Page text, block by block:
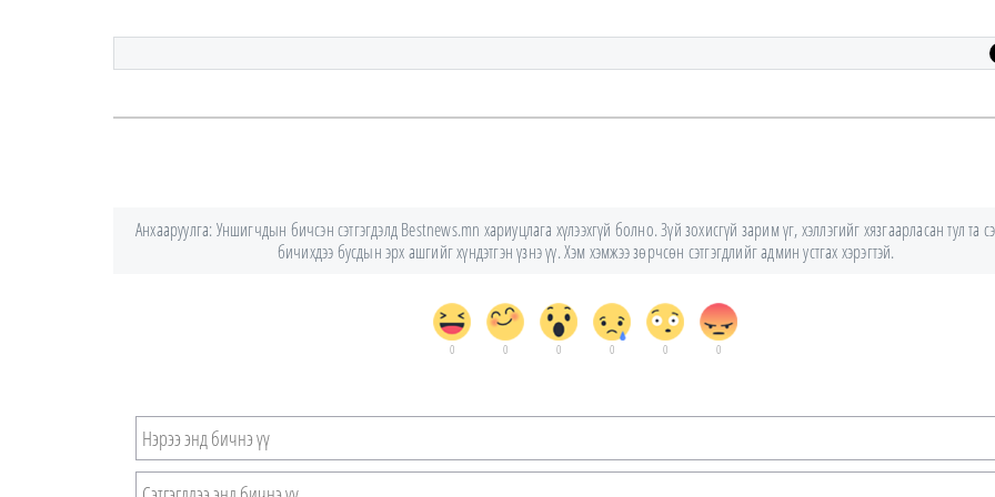
Анхааруулга: Уншигчдын бичсэн сэтгэгдэлд Bestnews.mn хариуцлага хүлээхгүй болно. Зүй зохисгүй зарим үг, хэллэгийг хязгаарласан тул та
бичихдээ бусдын эрх ашгийг хүндэтгэн үзнэ үү. Хэм хэмжээ зөрчсөн сэтгэгдлийг админ устгах хэрэгтэй.
0 0 0 0 0 0